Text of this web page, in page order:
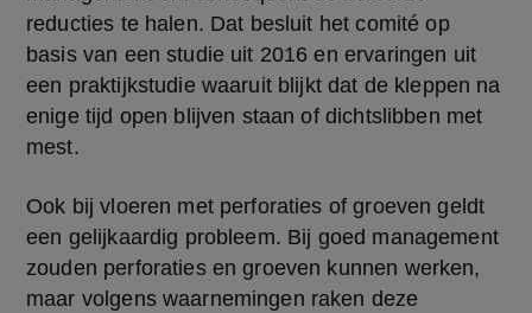
reducties te halen. Dat besluit het comité op
basis van een studie uit 2016 en ervaringen uit
een praktijkstudie waaruit blijkt dat de kleppen na
enige tijd open blijven staan of dichtslibben met
mest.
Ook bij vloeren met perforaties of groeven geldt
een gelijkaardig probleem. Bij goed management
zouden perforaties en groeven kunnen werken,
maar volgens waarnemingen raken deze